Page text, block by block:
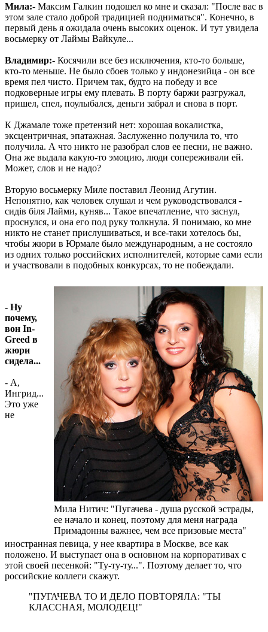
Мила:- Максим Галкин подошел ко мне и сказал: "После вас в
этом зале стало доброй традицией подниматься". Конечно, в
первый день я ожидала очень высоких оценок. И тут увидела
восьмерку от Лаймы Вайкуле...
Владимир:- Косячили все без исключения, кто-то больше,
кто-то меньше. Не было сбоев только у индонезийца - он все
время пел чисто. Причем так, будто на победу и все
подковерные игры ему плевать. В порту баржи разгружал,
пришел, спел, поулыбался, деньги забрал и снова в порт.
К Джамале тоже претензий нет: хорошая вокалистка,
эксцентричная, эпатажная. Заслуженно получила то, что
получила. А что никто не разобрал слов ее песни, не важно.
Она же выдала какую-то эмоцию, люди сопереживали ей.
Может, слов и не надо?
Вторую восьмерку Миле поставил Леонид Агутин.
Непонятно, как человек слушал и чем руководствовался -
сидiв бiля Лайми, куняв... Такое впечатление, что заснул,
проснулся, и она его под руку толкнула. Я понимаю, ко мне
никто не станет прислушиваться, и все-таки хотелось бы,
чтобы жюри в Юрмале было международным, а не состояло
из одних только российских исполнителей, которые сами если
и участвовали в подобных конкурсах, то не побеждали.
Мила Нитич: "Пугачева - душа русской эстрады,
ее начало и конец, поэтому для меня награда
Примадонны важнее, чем все призовые места"
- Ну
почему,
вон In-
Greed в
жюри
сидела...
- А,
Ингрид...
Это уже
не
иностранная певица, у нее квартира в Москве, все как
положено. И выступает она в основном на корпоративах с
этой своей песенкой: "Ту-ту-ту...". Поэтому делает то, что
российские коллеги скажут.
"ПУГАЧЕВА ТО И ДЕЛО ПОВТОРЯЛА: "ТЫ
КЛАССНАЯ, МОЛОДЕЦ!"